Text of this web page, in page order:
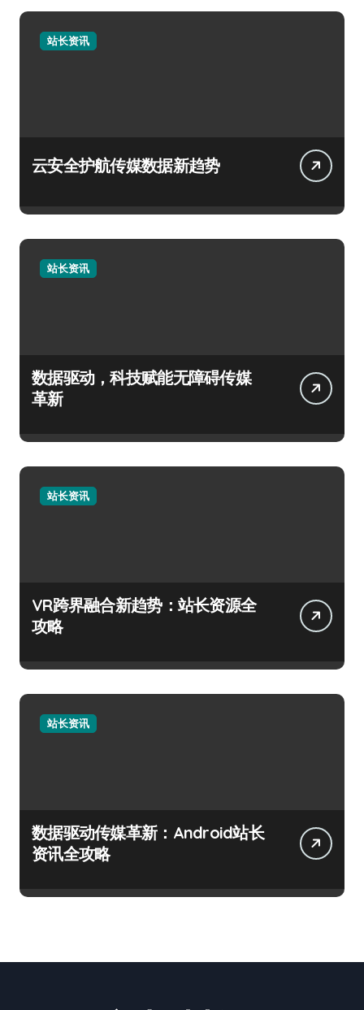
站长资讯
云安全护航传媒数据新趋势
站长资讯
数据驱动，科技赋能无障碍传媒
革新
站长资讯
VR跨界融合新趋势：站长资源全
攻略
站长资讯
数据驱动传媒革新：Android站长
资讯全攻略